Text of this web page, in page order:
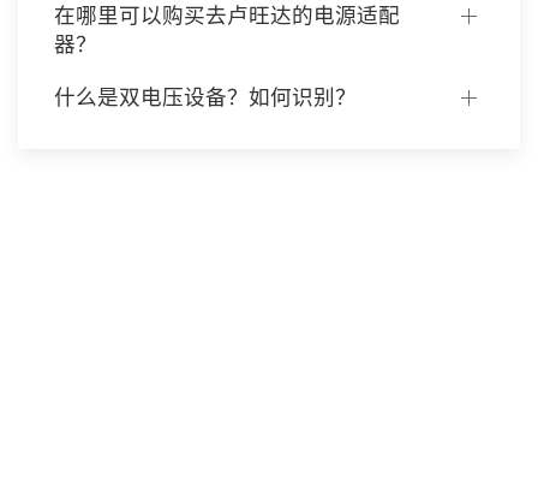
在哪里可以购买去卢旺达的电源适配
器？
什么是双电压设备？如何识别？